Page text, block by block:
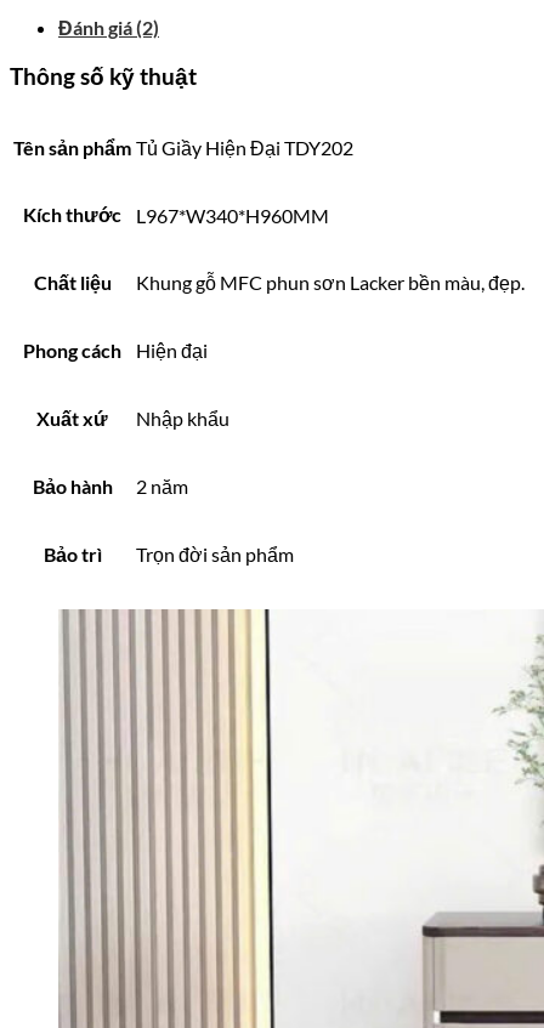
Đánh giá (2)
Thông số kỹ thuật
Tên sản phẩm Tủ Giầy Hiện Đại TDY202
Kích thước L967*W340*H960MM
Chất liệu Khung gỗ MFC phun sơn Lacker bền màu, đẹp.
Phong cách Hiện đại
Xuất xứ Nhập khẩu
Bảo hành 2 năm
Bảo trì Trọn đời sản phẩm